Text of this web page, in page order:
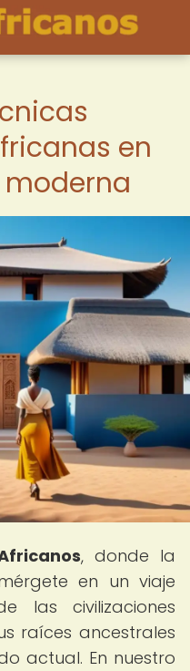
en
, donde la
en un viaje
las civilizaciones
raíces ancestrales
actual. En nuestro